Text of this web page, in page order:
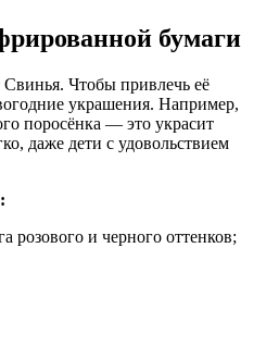
бумаги
Свинья. Чтобы привлечь её
украшения. Например,
поросёнка — это украсит
даже дети с удовольствием
розового и черного оттенков;